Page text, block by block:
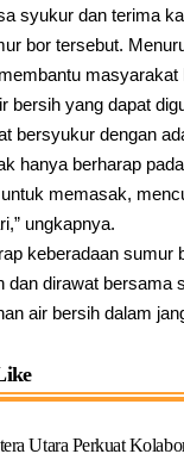
syukur dan terima
bor tersebut.
masyarakat
bersih yang dapat
bersyukur dengan
hanya berharap
memasak,
ungkapnya.
keberadaan sumur
dan dirawat bersama
air bersih dalam
Utara Perkuat